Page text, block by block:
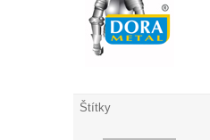
Štítky